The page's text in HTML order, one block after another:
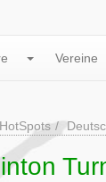
Vereine